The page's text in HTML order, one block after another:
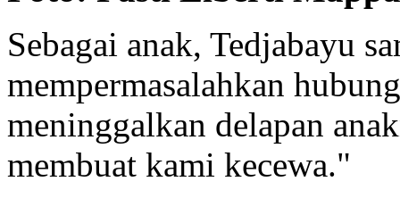
Sebagai anak, Tedjabayu
mempermasalahkan
meninggalkan delapan
membuat kami kecewa."